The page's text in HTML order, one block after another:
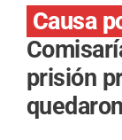
Causa
prisión